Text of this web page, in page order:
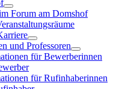
Forum am Domshof
und Professoren
für Bewerberinnen
für Rufinhaberinnen